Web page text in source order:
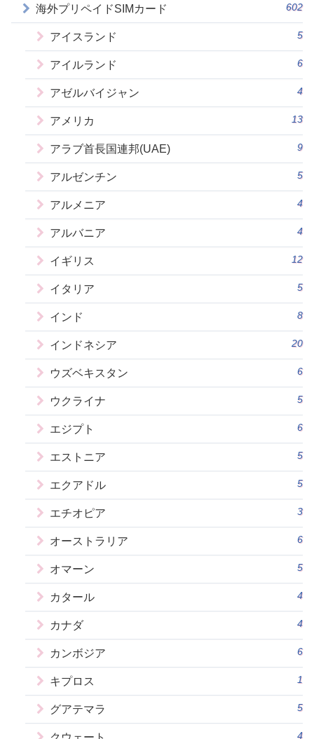
海外プリペイドSIMカード 602
アイスランド 5
アイルランド 6
アゼルバイジャン 4
アメリカ 13
アラブ首長国連邦(UAE) 9
アルゼンチン 5
アルメニア 4
アルバニア 4
イギリス 12
イタリア 5
インド 8
インドネシア 20
ウズベキスタン 6
ウクライナ 5
エジプト 6
エストニア 5
エクアドル 5
エチオピア 3
オーストラリア 6
オマーン 5
カタール 4
カナダ 4
カンボジア 6
キプロス 1
グアテマラ 5
4